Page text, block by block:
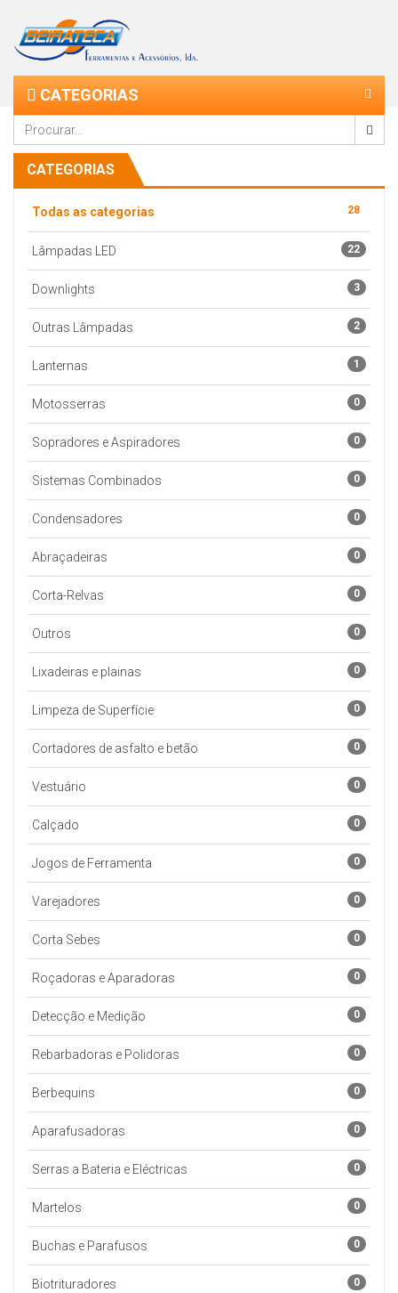
CATEGORIAS
CATEGORIAS
Todas as categorias 28
Lâmpadas LED 22
Downlights 3
Outras Lâmpadas 2
Lanternas 1
Motosserras 0
Sopradores e Aspiradores 0
Sistemas Combinados 0
Condensadores 0
Abraçadeiras 0
Corta-Relvas 0
Outros 0
Lixadeiras e plainas 0
Limpeza de Superfície 0
Cortadores de asfalto e betão 0
Vestuário 0
Calçado 0
Jogos de Ferramenta 0
Varejadores 0
Corta Sebes 0
Roçadoras e Aparadoras 0
Detecção e Medição 0
Rebarbadoras e Polidoras 0
Berbequins 0
Aparafusadoras 0
Serras a Bateria e Eléctricas 0
Martelos 0
Buchas e Parafusos 0
Biotrituradores 0